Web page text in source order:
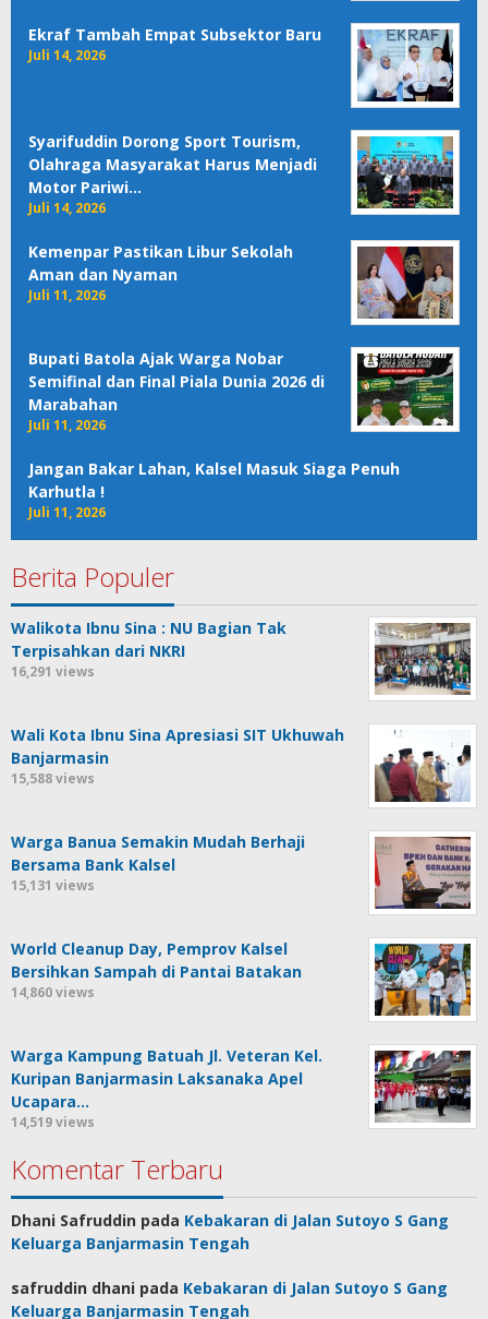
Ekraf Tambah Empat Subsektor Baru
Juli 14, 2026
Syarifuddin Dorong Sport Tourism,
Olahraga Masyarakat Harus Menjadi
Motor Pariwi…
Juli 14, 2026
Kemenpar Pastikan Libur Sekolah
Aman dan Nyaman
Juli 11, 2026
Bupati Batola Ajak Warga Nobar
Semifinal dan Final Piala Dunia 2026 di
Marabahan
Juli 11, 2026
Jangan Bakar Lahan, Kalsel Masuk Siaga Penuh
Karhutla !
Juli 11, 2026
Berita Populer
Walikota Ibnu Sina : NU Bagian Tak
Terpisahkan dari NKRI
16,291 views
Wali Kota Ibnu Sina Apresiasi SIT Ukhuwah
Banjarmasin
15,588 views
Warga Banua Semakin Mudah Berhaji
Bersama Bank Kalsel
15,131 views
World Cleanup Day, Pemprov Kalsel
Bersihkan Sampah di Pantai Batakan
14,860 views
Warga Kampung Batuah Jl. Veteran Kel.
Kuripan Banjarmasin Laksanaka Apel
Ucapara…
14,519 views
Komentar Terbaru
Dhani Safruddin pada Kebakaran di Jalan Sutoyo S Gang
Keluarga Banjarmasin Tengah
safruddin dhani pada Kebakaran di Jalan Sutoyo S Gang
Keluarga Banjarmasin Tengah